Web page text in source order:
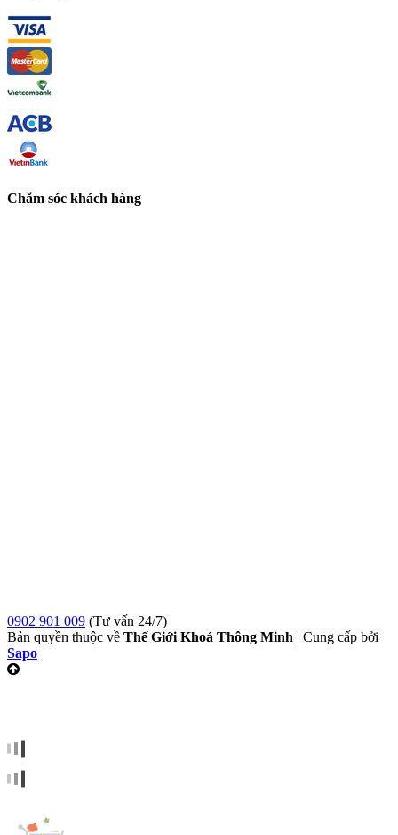
Chăm sóc khách hàng
0902 901 009 (Tư vấn 24/7)
Bản quyền thuộc về Thế Giới Khoá Thông Minh | Cung cấp bởi
Sapo